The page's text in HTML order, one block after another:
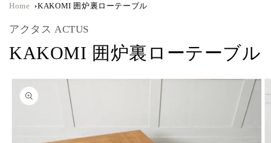
Home KAKOMI 囲炉裏ローテーブル
アクタス ACTUS
KAKOMI 囲炉裏ローテーブル
商品情
報にス
キップ